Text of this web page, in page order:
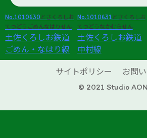
No.1010630 とさくろしお
てつどうごめんなはりせん
土佐くろしお鉄道
ごめん・なはり線
No.1010631 とさくろしお
てつどうなかむらせん
土佐くろしお鉄道
中村線
サイトポリシー
お問
© 2021 Studio AON